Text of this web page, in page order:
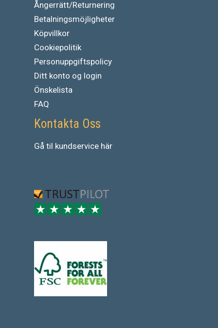
Ångerrätt/Returnering
Betalningsmöjligheter
Köpvillkor
Cookiepolitik
Personuppgiftspolicy
Ditt konto og login
Önskelista
FAQ
Kontakta Oss
Gå til kundservice här